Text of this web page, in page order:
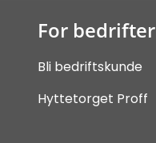
For bedrifter
Bli bedriftskunde
Hyttetorget Proff